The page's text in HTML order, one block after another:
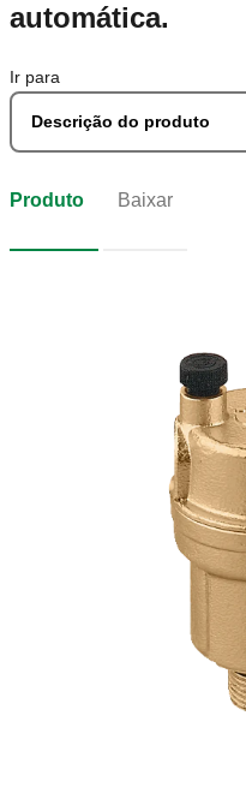
automática.
Ir para
Descrição do produto
Produto Baixar